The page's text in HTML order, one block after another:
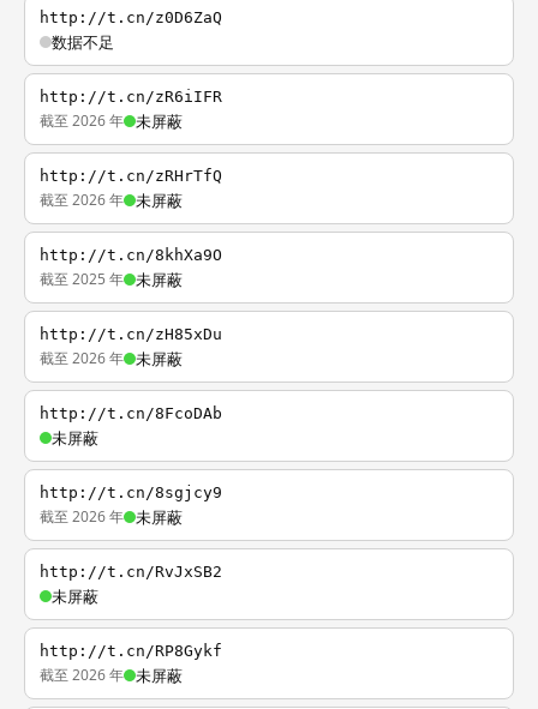
http://t.cn/z0D6ZaQ
数据不足
http://t.cn/zR6iIFR
截至 2026 年 未屏蔽
http://t.cn/zRHrTfQ
截至 2026 年 未屏蔽
http://t.cn/8khXa9O
截至 2025 年 未屏蔽
http://t.cn/zH85xDu
截至 2026 年 未屏蔽
http://t.cn/8FcoDAb
未屏蔽
http://t.cn/8sgjcy9
截至 2026 年 未屏蔽
http://t.cn/RvJxSB2
未屏蔽
http://t.cn/RP8Gykf
截至 2026 年 未屏蔽